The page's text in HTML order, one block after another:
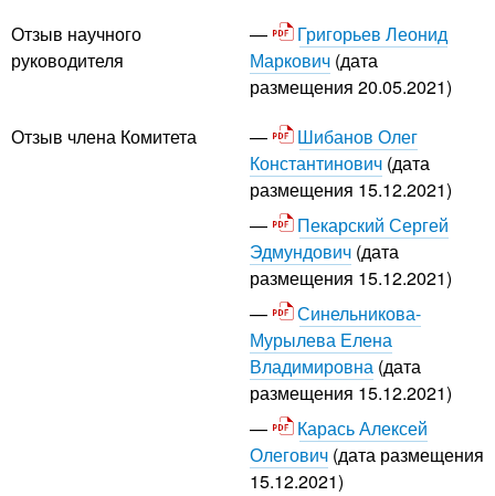
Отзыв научного
руководителя
Григорьев Леонид
Маркович (дата
размещения 20.05.2021)
Отзыв члена Комитета
Шибанов Олег
Константинович (дата
размещения 15.12.2021)
Пекарский Сергей
Эдмундович (дата
размещения 15.12.2021)
Синельникова-
Мурылева Елена
Владимировна (дата
размещения 15.12.2021)
Карась Алексей
Олегович (дата размещения
15.12.2021)